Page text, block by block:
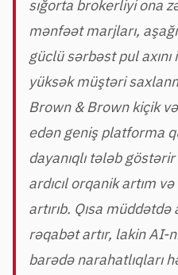
sığorta brokerliyi ona
mənfəət marjları,
güclü sərbəst pul
yüksək müştəri
Brown & Brown kiçik
edən geniş platforma
dayanıqlı tələb
ardıcıl orqanik artım
artırıb. Qısa
rəqabət artır, lakin AI-
barədə narahatlıqları